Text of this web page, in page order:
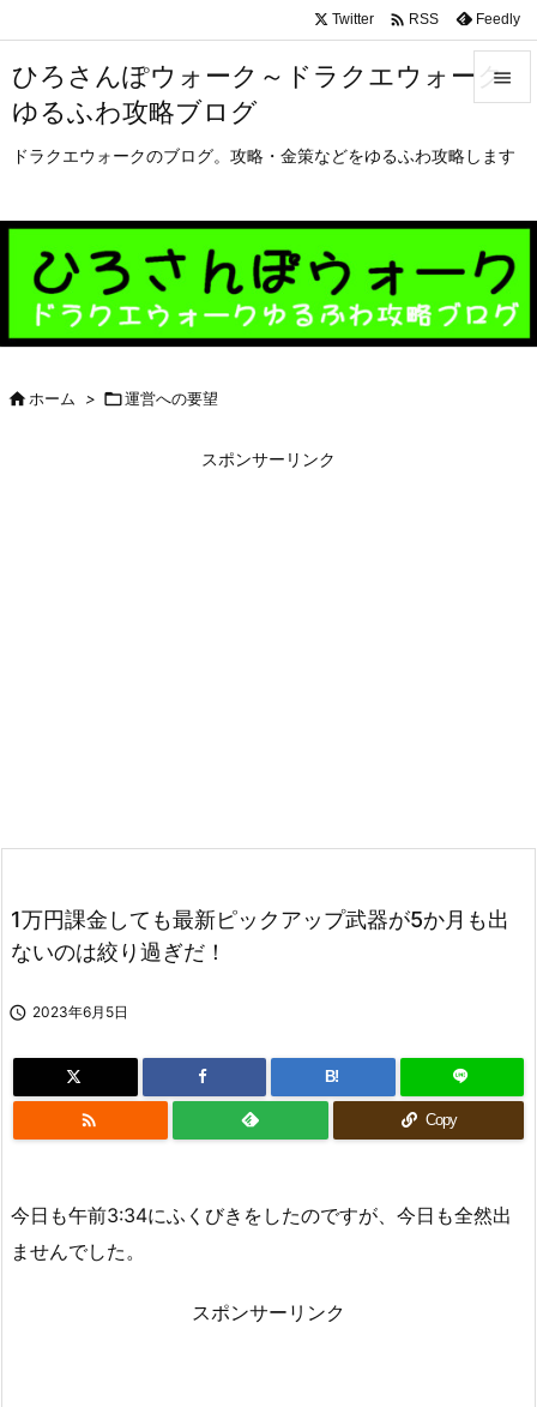
ひろさんぽウォーク～ドラクエウォーク
ゆるふわ攻略ブログ
ドラクエウォークのブログ。攻略・金策などをゆるふわ攻略します

メニュ

前へ

次へ
Twitter  RSS Feedly
ホーム > 運営への要望
スポンサーリンク
1万円課金しても最新ピックアップ武器が5か月も出
ないのは絞り過ぎだ！
 2023年6月5日
B!
 Copy
今日も午前3:34にふくびきをしたのですが、今日も全然出
ませんでした。
スポンサーリンク